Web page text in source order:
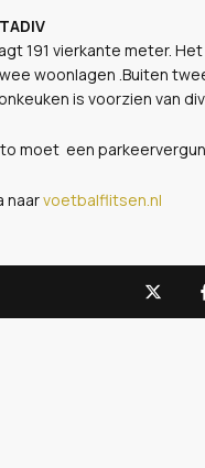
191 vierkante meter.
woonlagen .Buiten
is voorzien van
moet een
naarvoetbalflitsen.nl